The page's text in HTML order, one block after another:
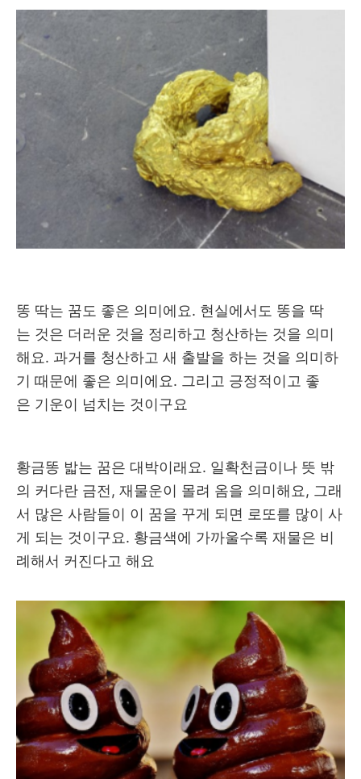
똥 딱는 꿈도 좋은 의미에요. 현실에서도 똥을 딱
는 것은 더러운 것을 정리하고 청산하는 것을 의미
해요. 과거를 청산하고 새 출발을 하는 것을 의미하
기 때문에 좋은 의미에요. 그리고 긍정적이고 좋
은 기운이 넘치는 것이구요
황금똥 밟는 꿈은 대박이래요. 일확천금이나 뜻 밖
의 커다란 금전, 재물운이 몰려 옴을 의미해요, 그래
서 많은 사람들이 이 꿈을 꾸게 되면 로또를 많이 사
게 되는 것이구요. 황금색에 가까울수록 재물은 비
례해서 커진다고 해요